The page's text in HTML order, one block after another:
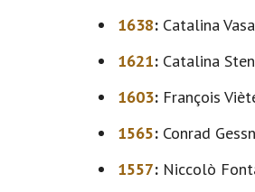
1638: Catalina
1621: Catalina
1603: François
1565: Conrad
1557: Niccolò